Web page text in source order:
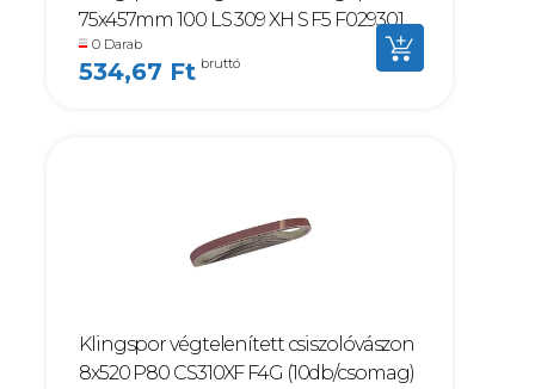
75x457mm 100 LS 309 XH S F5 F029301
0 Darab
534,67 Ft bruttó
Klingspor végtelenített csiszolóvászon
8x520 P80 CS310XF F4G (10db/csomag)